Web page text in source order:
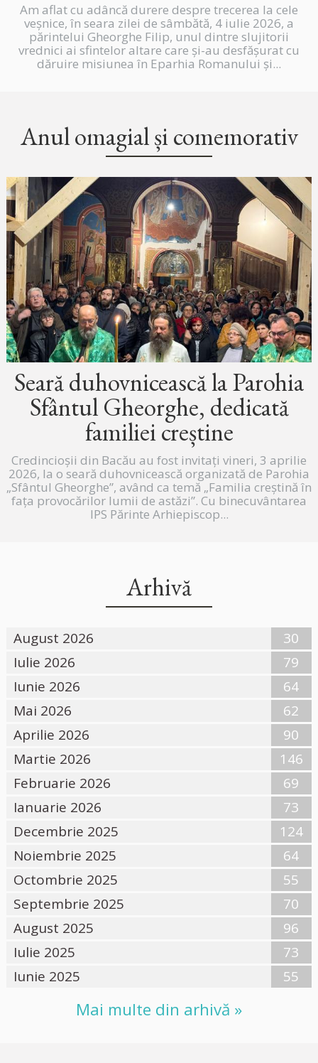
Am aflat cu adâncă durere despre trecerea la cele
veșnice, în seara zilei de sâmbătă, 4 iulie 2026, a
părintelui Gheorghe Filip, unul dintre slujitorii
vrednici ai sfintelor altare care și-au desfășurat cu
dăruire misiunea în Eparhia Romanului și...
Anul omagial și comemorativ
Seară duhovnicească la Parohia
Sfântul Gheorghe, dedicată
familiei creștine
Credincioșii din Bacău au fost invitați vineri, 3 aprilie
2026, la o seară duhovnicească organizată de Parohia
„Sfântul Gheorghe”, având ca temă „Familia creștină în
fața provocărilor lumii de astăzi”. Cu binecuvântarea
IPS Părinte Arhiepiscop...
Arhivă
August 2026
30
Iulie 2026
79
Iunie 2026
64
Mai 2026
62
Aprilie 2026
90
Martie 2026
146
Februarie 2026
69
Ianuarie 2026
73
Decembrie 2025
124
Noiembrie 2025
64
Octombrie 2025
55
Septembrie 2025
70
August 2025
96
Iulie 2025
73
Iunie 2025
55
Mai multe din arhivă »